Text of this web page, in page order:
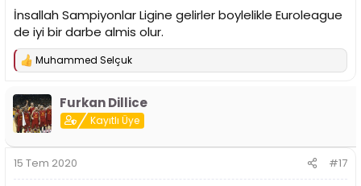
İnsallah Sampiyonlar Ligine gelirler boylelikle Euroleague
de iyi bir darbe almis olur.
T
k
i
l
:
Muhammed Selçuk
Furkan Dillice
Kayıtlı Üye
15 Tem 2020 #17